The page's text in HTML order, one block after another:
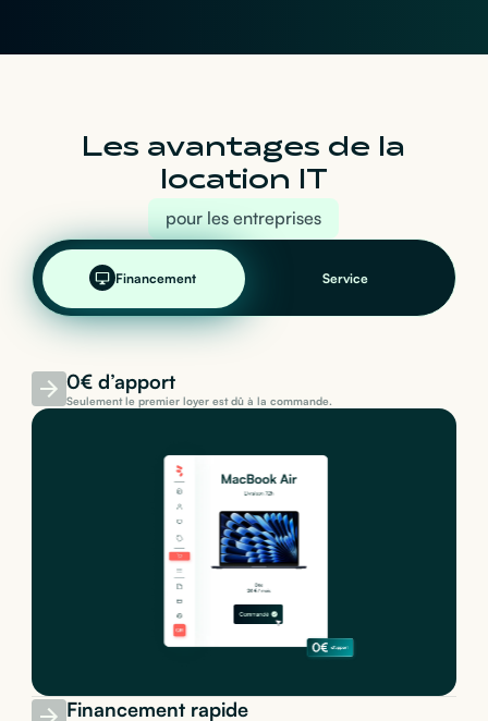
Les avantages de la
location IT
pour les entreprises
Financement Service
0€ d’apport
Seulement le premier loyer est dû à la commande.
Financement rapide